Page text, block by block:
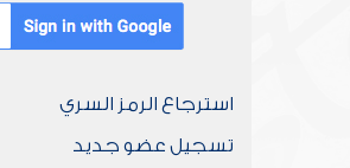
استرجاع الرمز السري
تسجيل عضو جديد